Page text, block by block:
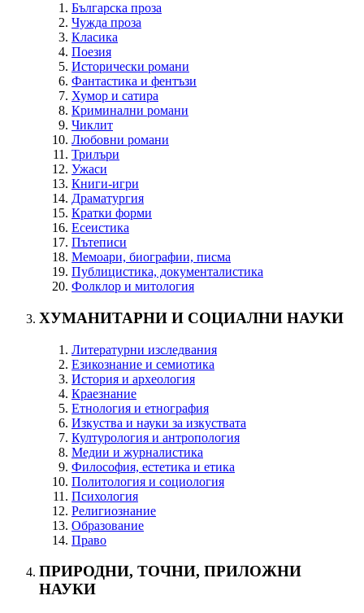
Българска проза
Чужда проза
Класика
Поезия
Исторически романи
Фантастика и фентъзи
Хумор и сатира
Криминални романи
Чиклит
Любовни романи
Трилъри
Ужаси
Книги-игри
Драматургия
Кратки форми
Есеистика
Пътеписи
Мемоари, биографии, писма
Публицистика, документалистика
Фолклор и митология
ХУМАНИТАРНИ И СОЦИАЛНИ НАУКИ
Литературни изследвания
Езикознание и семиотика
История и археология
Краезнание
Етнология и етнография
Изкуства и науки за изкуствата
Културология и антропология
Медии и журналистика
Философия, естетика и етика
Политология и социология
Психология
Религиознание
Образование
Право
ПРИРОДНИ, ТОЧНИ, ПРИЛОЖНИ
НАУКИ